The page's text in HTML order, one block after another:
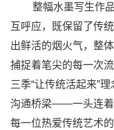
整幅水墨写生作
互呼应，既保留了传
出鲜活的烟火气，整
捕捉着笔尖的每一次
三季“让传统活起来”理
沟通桥梁——一头连
每一位热爱传统艺术